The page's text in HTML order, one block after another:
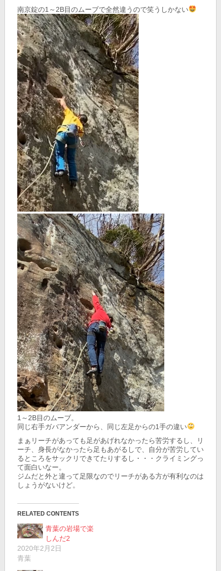
南京錠の1～2B目のムーブで全然違うので笑うしかない
1～2B目のムーブ。
同じ右手ガバアンダーから、同じ左足からの1手の違い
まぁリーチがあっても足があげれなかったら苦労するし、リ
ーチ、身長がなかったら足もあがるしで、自分が苦労してい
るところをサックリできてたりするし・・・クライミングっ
て面白いなー。
ジムだと外と違って足限なのでリーチがある方が有利なのは
しょうがないけど。
RELATED CONTENTS
青葉の岩場で楽
しんだ2
2020年2月2日
青葉